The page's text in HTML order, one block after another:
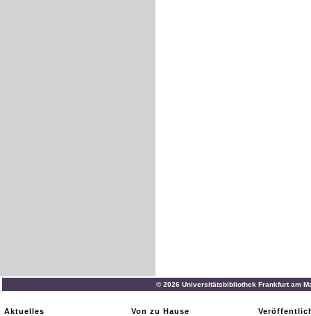
© 2026 Universitätsbibliothek Frankfurt am
Aktuelles
Von zu Hause